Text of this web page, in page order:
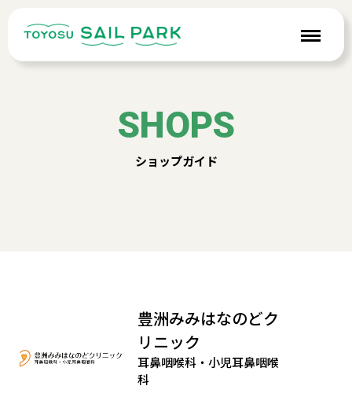
SHOPS
ショップガイド
豊洲みみはなのどク
リニック
耳鼻咽喉科・小児耳鼻咽喉
科